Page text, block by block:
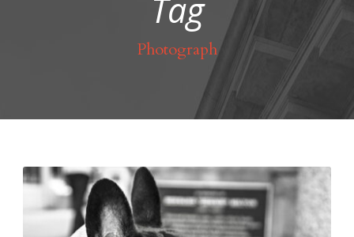
Tag
Photograph